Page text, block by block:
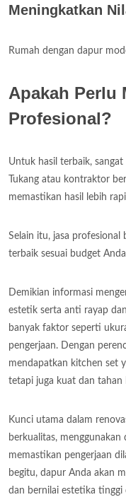
Meningkatkan
Rumah dengan dapur
Apakah Perlu
Profesional?
Untuk hasil terbaik,
Tukang atau kontraktor
memastikan hasil lebih
Selain itu, jasa profesional
terbaik sesuai budget
Demikian informasi
estetik serta anti rayap
banyak faktor seperti
pengerjaan. Dengan
mendapatkan kitchen set
tetapi juga kuat dan tahan
Kunci utama dalam
berkualitas, menggunakan
memastikan pengerjaan
begitu, dapur Anda akan
dan bernilai estetika tinggi